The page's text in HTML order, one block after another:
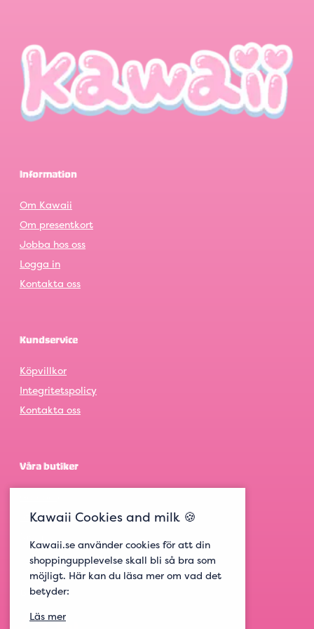
Information
Om Kawaii
Om presentkort
Jobba hos oss
Logga in
Kontakta oss
Kundservice
Köpvillkor
Integritetspolicy
Kontakta oss
Våra butiker
Stockholm
Get social
Kawaii Cookies and milk 🍪
Kawaii.se använder cookies för att din
shoppingupplevelse skall bli så bra som
möjligt. Här kan du läsa mer om vad det
betyder:
Läs mer